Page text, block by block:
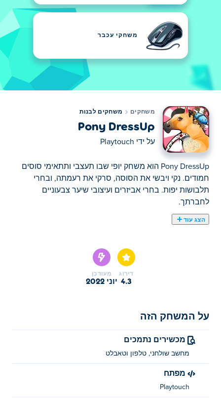
משחקי עכבר
משחקים משחקים לבנות
Pony DressUp
על ידי Playtouch
Pony DressUp הוא משחק יופי שבו תעצבי ותתאימי סוסים
חמודים. נקי ויבשי את הסוסה, סרקי את רעמתה, ובחרי
תלבושות יפות. בחרי אביזרים ועיצובי שיער צבעוניים
לחברתך.
הצג עוד
דירוג
4.3
מְעוּדכָּן
יוני 2022
על המשחק הזה
מכשירים נתמכים
מחשב שולחני, טלפון וטאבלט
מפתח
Playtouch